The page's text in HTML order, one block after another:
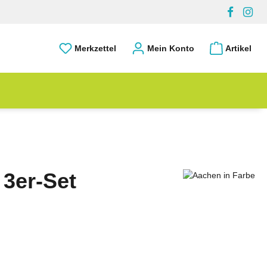
Merkzettel Mein Konto Artikel
Set